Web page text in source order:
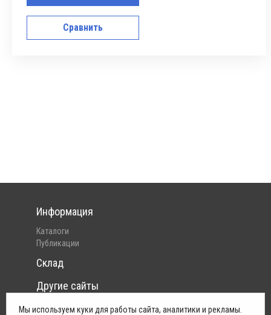
Сравнить
Информация
Каталоги
Публикации
Склад
Другие сайты
Интернет-магазин Pelican
Мы используем куки для работы сайта, аналитики и рекламы.